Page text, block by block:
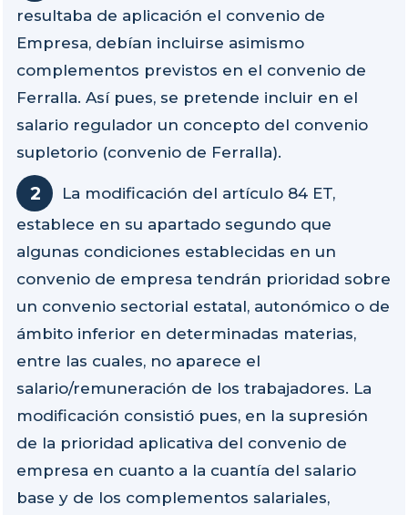
resultaba de aplicación el convenio de
Empresa, debían incluirse asimismo
complementos previstos en el convenio de
Ferralla. Así pues, se pretende incluir en el
salario regulador un concepto del convenio
supletorio (convenio de Ferralla).
La modificación del artículo 84 ET,
establece en su apartado segundo que
algunas condiciones establecidas en un
convenio de empresa tendrán prioridad sobre
un convenio sectorial estatal, autonómico o de
ámbito inferior en determinadas materias,
entre las cuales, no aparece el
salario/remuneración de los trabajadores. La
modificación consistió pues, en la supresión
de la prioridad aplicativa del convenio de
empresa en cuanto a la cuantía del salario
base y de los complementos salariales,